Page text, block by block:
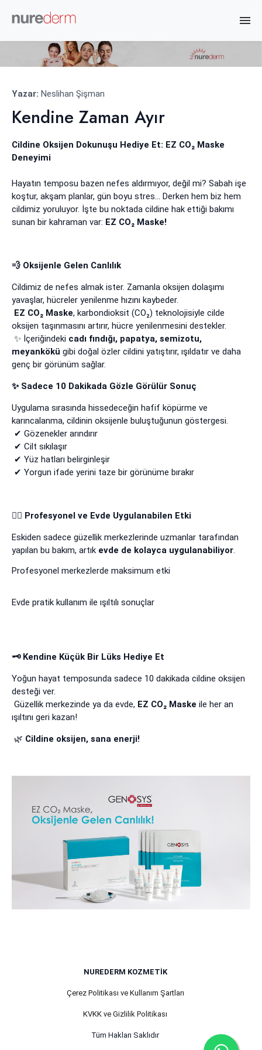
Yazar: Neslihan Şişman
Kendine Zaman Ayır
Cildine Oksijen Dokunuşu Hediye Et: EZ CO₂ Maske
Deneyimi
Hayatın temposu bazen nefes aldırmıyor, değil mi? Sabah işe
koştur, akşam planlar, gün boyu stres… Derken hem biz hem
cildimiz yoruluyor. İşte bu noktada cildine hak ettiği bakımı
sunan bir kahraman var: EZ CO₂ Maske!
💨 Oksijenle Gelen Canlılık
Cildimiz de nefes almak ister. Zamanla oksijen dolaşımı
yavaşlar, hücreler yenilenme hızını kaybeder.
EZ CO₂ Maske, karbondioksit (CO₂) teknolojisiyle cilde
oksijen taşınmasını artırır, hücre yenilenmesini destekler.
✨ İçeriğindeki cadı fındığı, papatya, semizotu,
meyankökü gibi doğal özler cildini yatıştırır, ışıldatır ve daha
genç bir görünüm sağlar.
✨Sadece 10 Dakikada Gözle Görülür Sonuç
Uygulama sırasında hissedeceğin hafif köpürme ve
karıncalanma, cildinin oksijenle buluştuğunun göstergesi.
✔ Gözenekler arındırır
✔ Cilt sıkılaşır
✔ Yüz hatları belirginleşir
✔ Yorgun ifade yerini taze bir görünüme bırakır
💆‍♀️ Profesyonel ve Evde Uygulanabilen Etki
Eskiden sadece güzellik merkezlerinde uzmanlar tarafından
yapılan bu bakım, artık evde de kolayca uygulanabiliyor.
Profesyonel merkezlerde maksimum etki
Evde pratik kullanım ile ışıltılı sonuçlar
🗝️Kendine Küçük Bir Lüks Hediye Et
Yoğun hayat temposunda sadece 10 dakikada cildine oksijen
desteği ver.
Güzellik merkezinde ya da evde, EZ CO₂ Maske ile her an
ışıltını geri kazan!
🌿 Cildine oksijen, sana enerji!
NUREDERM KOZMETIK
Çerez Politikası ve Kullanım Şartları
KVKK ve Gizlilik Politikası
Tüm Hakları Saklıdır